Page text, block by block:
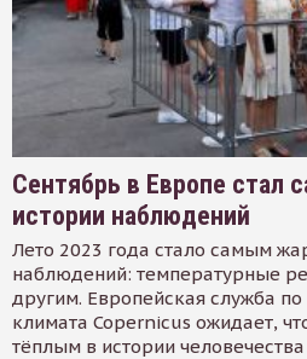
Сентябрь в Европе стал
истории наблюдений
Лето 2023 года стало самым
наблюдений: температурные
другим. Европейская служба
климата Copernicus ожидает,
тёплым в истории человечества